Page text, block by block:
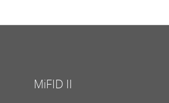
MiFID II